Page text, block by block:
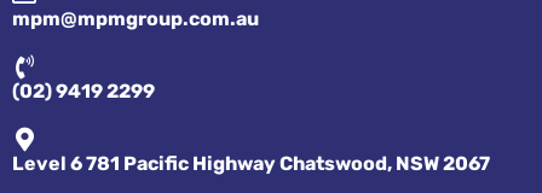
mpm@mpmgroup.com.au
(02) 9419 2299
Level 6 781 Pacific Highway Chatswood, NSW 2067